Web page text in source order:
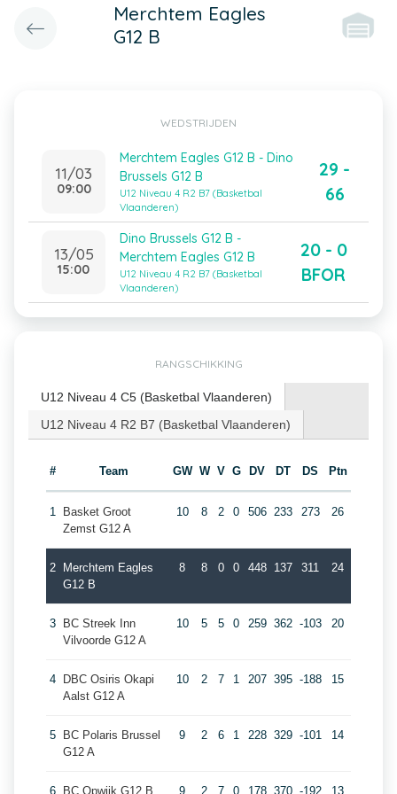
Merchtem Eagles
G12 B
WEDSTRIJDEN
11/03
09:00
Merchtem Eagles G12 B - Dino
Brussels G12 B
U12 Niveau 4 R2 B7 (Basketbal
Vlaanderen)
29 -
66
13/05
15:00
Dino Brussels G12 B -
Merchtem Eagles G12 B
U12 Niveau 4 R2 B7 (Basketbal
Vlaanderen)
20 - 0
BFOR
RANGSCHIKKING
U12 Niveau 4 C5 (Basketbal Vlaanderen)
U12 Niveau 4 R2 B7 (Basketbal Vlaanderen)
# Team GW W V G DV DT DS Ptn
1
Basket Groot
Zemst G12 A
10 8 2 0 506 233 273 26
2
Merchtem Eagles
G12 B
8 8 0 0 448 137 311 24
3
BC Streek Inn
Vilvoorde G12 A
10 5 5 0 259 362 -103 20
4
DBC Osiris Okapi
Aalst G12 A
10 2 7 1 207 395 -188 15
5
BC Polaris Brussel
G12 A
9 2 6 1 228 329 -101 14
6 BC Opwijk G12 B 9 2 7 0 178 370 -192 13